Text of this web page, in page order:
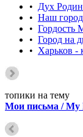
• Дух
• Наш город
• Гордость
• Город на
• Харьков -
топики на тему
Мои письма / My